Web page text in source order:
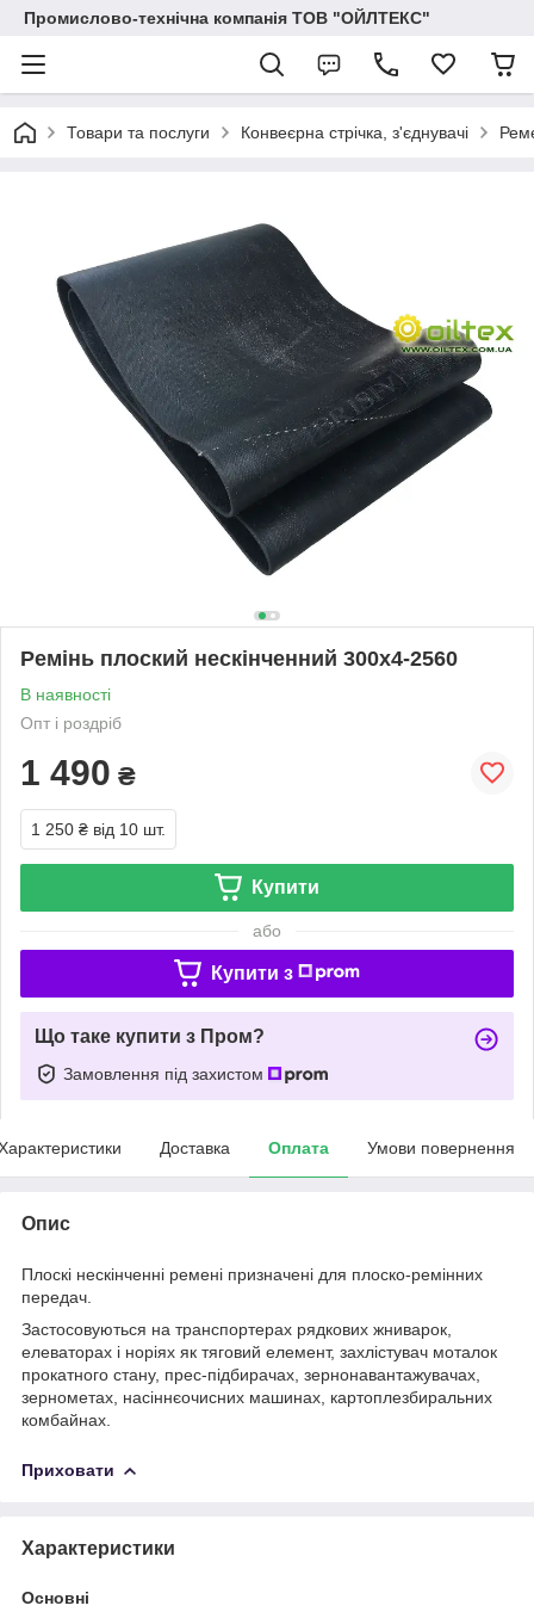
Промислово-технічна компанія ТОВ "ОЙЛТЕКС"
Товари та послуги Конвеєрна стрічка, з'єднувачі
Ремінь плоский нескінченний 300х4-2560
В наявності
Опт і роздріб
1 490 ₴
1 250 ₴ від 10 шт.
Купити
або
Купити з
Що таке купити з Пром?
Замовлення під захистом
Доставка Оплата Умови повернення
Опис
Плоскі нескінченні ремені призначені для плоско-ремінних
передач.
Застосовуються на транспортерах рядкових жниварок,
елеваторах і норіях як тяговий елемент, захлістувач моталок
прокатного стану, прес-підбирачах, зернонавантажувачах,
зернометах, насіннєочисних машинах, картоплезбиральних
комбайнах.
Приховати
Характеристики
Основні